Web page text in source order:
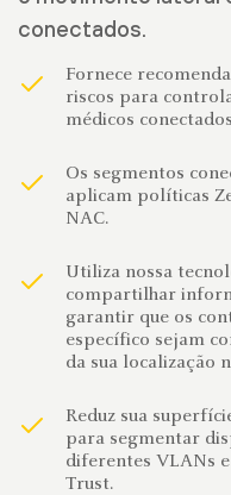
conectados.
Fornece
riscos para
médicos
Os segmentos
aplicam políticas
NAC.
Utiliza nossa
compartilhar
garantir que os
específico sejam
da sua localização
Reduz sua
para segmentar
diferentes VLANs
Trust.